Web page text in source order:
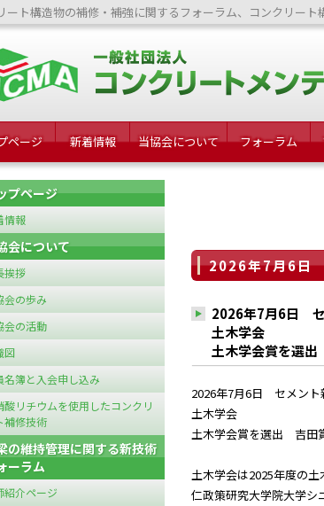
ート構造物の補修・補強に関するフォーラム、コンクリー
ページ 新着情報 当協会について フォーラム
2026年7月6日
2026年7月6日
土木学会
土木学会賞を選
2026年7月6日 セメン
土木学会
土木学会賞を選出 吉田
土木学会は2025年度の
仁政策研究大学院大学シ
プページ
情報
会について
挨拶
会の歩み
会の活動
図
名簿と入会申し込み
酸リチウムを使用したコンクリ
補修技術
の維持管理に関する新技術
ーラム
紹介ページ